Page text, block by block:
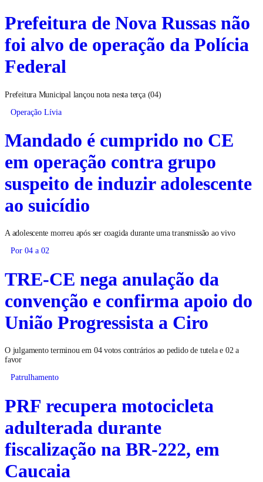
Prefeitura de Nova Russas não
foi alvo de operação da Polícia
Federal
Prefeitura Municipal lançou nota nesta terça (04)
Operação Lívia
Mandado é cumprido no CE
em operação contra grupo
suspeito de induzir adolescente
ao suicídio
A adolescente morreu após ser coagida durante uma transmissão ao vivo
Por 04 a 02
TRE-CE nega anulação da
convenção e confirma apoio do
União Progressista a Ciro
O julgamento terminou em 04 votos contrários ao pedido de tutela e 02 a
favor
Patrulhamento
PRF recupera motocicleta
adulterada durante
fiscalização na BR-222, em
Caucaia